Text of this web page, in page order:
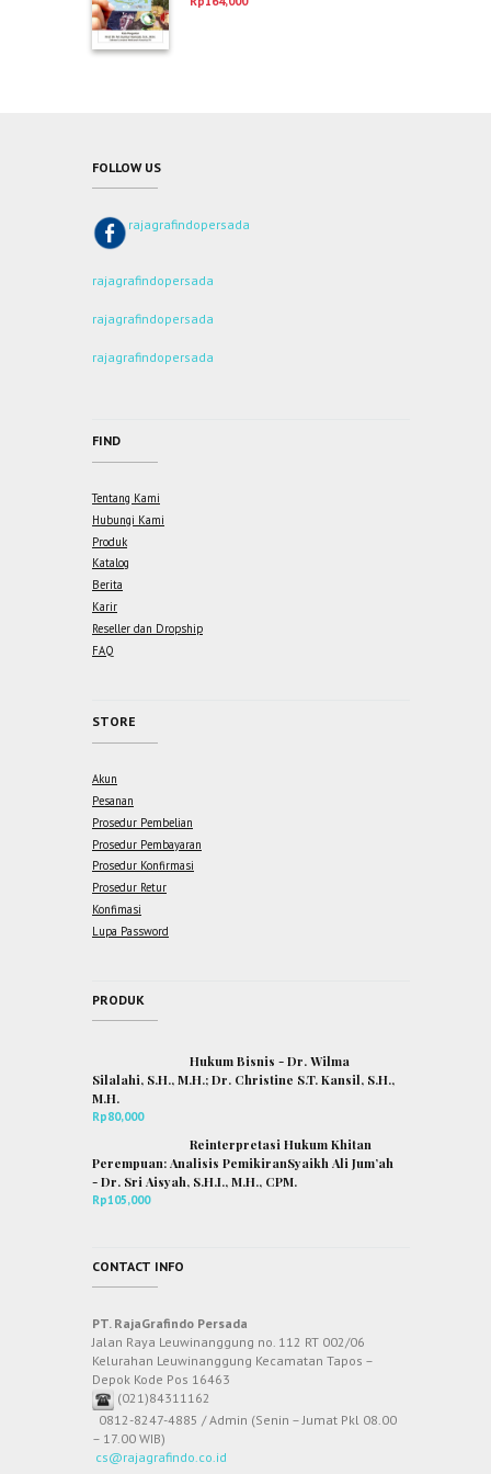
dari 5
FOLLOW US
rajagrafindopersada
rajagrafindopersada
rajagrafindopersada
rajagrafindopersada
FIND
Tentang Kami
Hubungi Kami
Produk
Katalog
Berita
Karir
Reseller dan Dropship
FAQ
STORE
Akun
Pesanan
Prosedur Pembelian
Prosedur Pembayaran
Prosedur Konfirmasi
Prosedur Retur
Konfimasi
Lupa Password
PRODUK
Hukum Bisnis - Dr. Wilma
Silalahi, S.H., M.H.; Dr. Christine S.T. Kansil, S.H.,
M.H.
Rp80,000
Reinterpretasi Hukum Khitan
Perempuan: Analisis PemikiranSyaikh Ali Jum’ah
- Dr. Sri Aisyah, S.H.I., M.H., CPM.
Rp105,000
CONTACT INFO
PT. RajaGrafindo Persada
Jalan Raya Leuwinanggung no. 112 RT 002/06
Kelurahan Leuwinanggung Kecamatan Tapos –
Depok Kode Pos 16463
(021)84311162
0812-8247-4885 / Admin (Senin – Jumat Pkl 08.00
– 17.00 WIB)
cs@rajagrafindo.co.id